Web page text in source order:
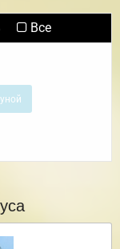
Все